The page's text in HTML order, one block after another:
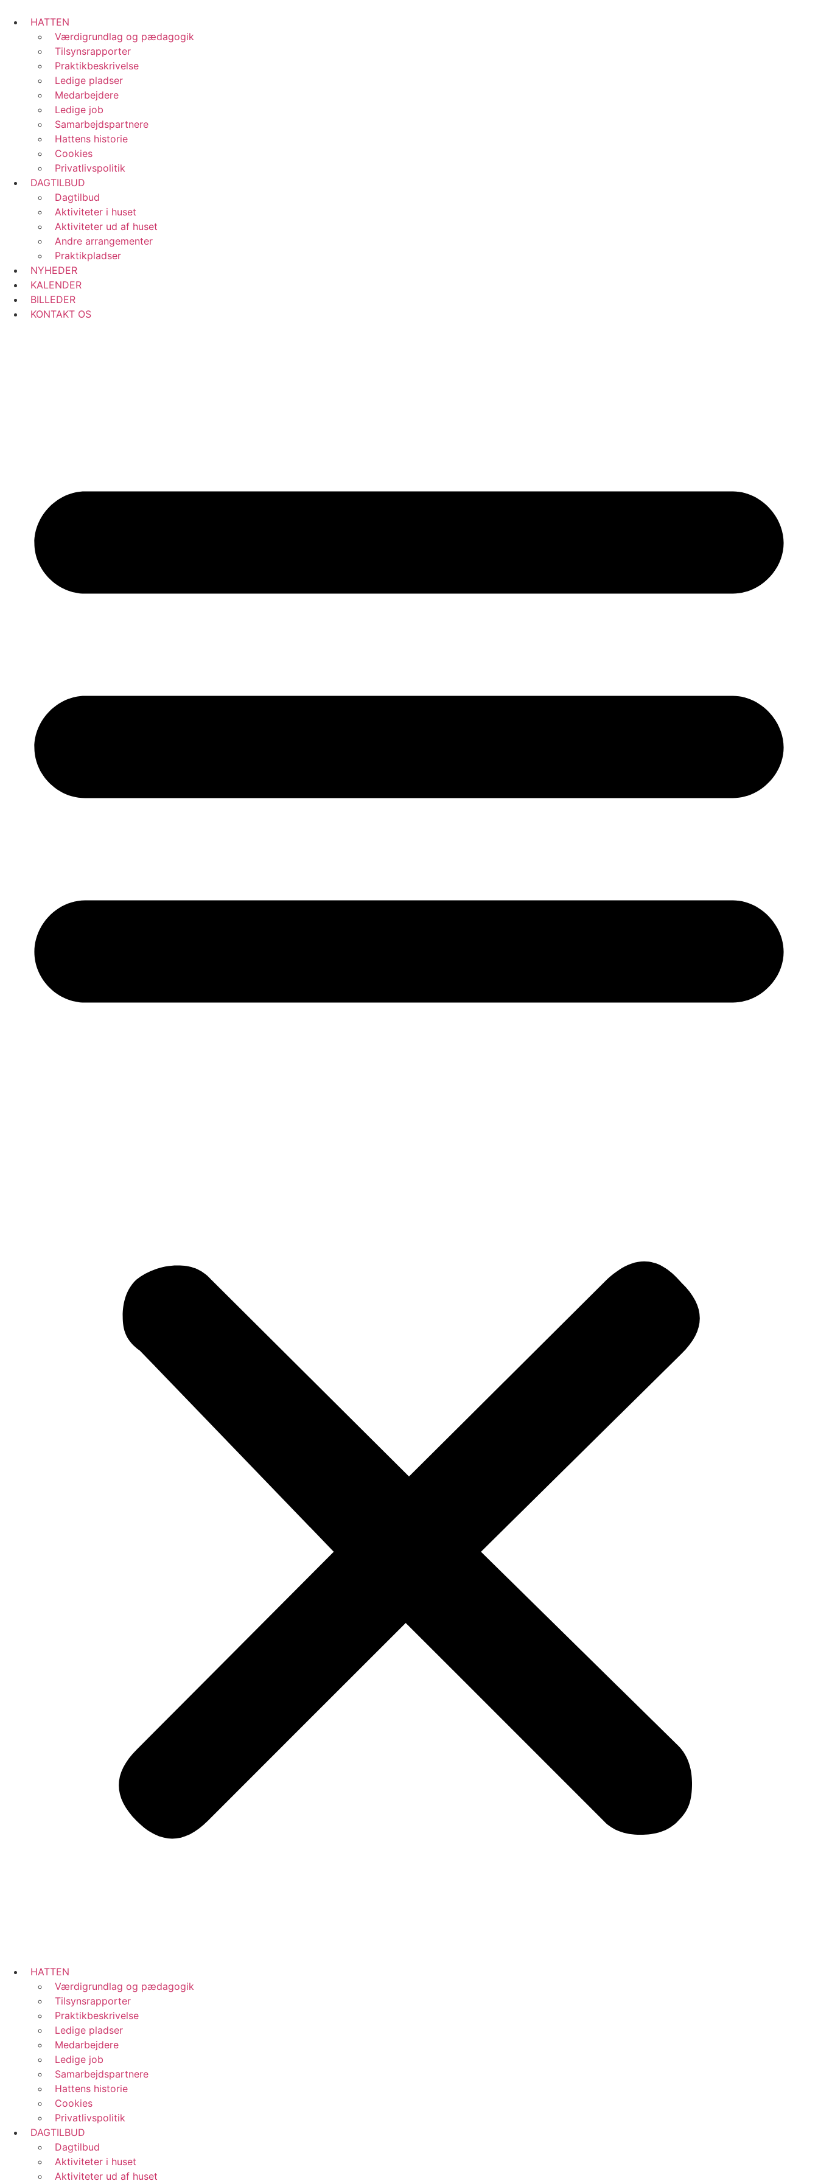
HATTEN
Værdigrundlag og pædagogik
Tilsynsrapporter
Praktikbeskrivelse
Ledige pladser
Medarbejdere
Ledige job
Samarbejdspartnere
Hattens historie
Cookies
Privatlivspolitik
DAGTILBUD
Dagtilbud
Aktiviteter i huset
Aktiviteter ud af huset
Andre arrangementer
Praktikpladser
NYHEDER
KALENDER
BILLEDER
KONTAKT OS
HATTEN
Værdigrundlag og pædagogik
Tilsynsrapporter
Praktikbeskrivelse
Ledige pladser
Medarbejdere
Ledige job
Samarbejdspartnere
Hattens historie
Cookies
Privatlivspolitik
DAGTILBUD
Dagtilbud
Aktiviteter i huset
Aktiviteter ud af huset